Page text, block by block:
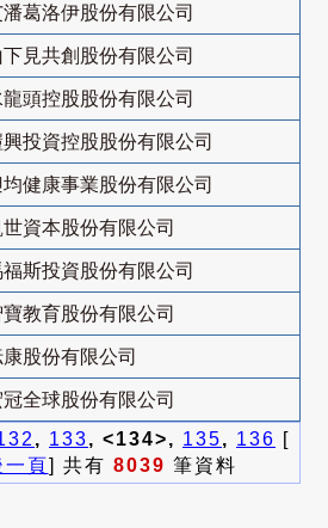
葛洛伊股份有限公司
下見共創股份有限公司
龍頭控股股份有限公司
投資控股股份有限公司
健康事業股份有限公司
資本股份有限公司
福斯投資股份有限公司
寶教育股份有限公司
股份有限公司
冠全球股份有限公司
, 133, <134>, 135, 136 [
一頁] 共有 8039 筆資料